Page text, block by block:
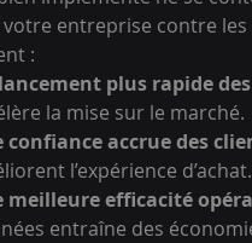
entreprise contre
:
plus rapide
la mise sur le marché.
confiance accrue des
l’expérience d’achat.
meilleure efficacité
entraîne des